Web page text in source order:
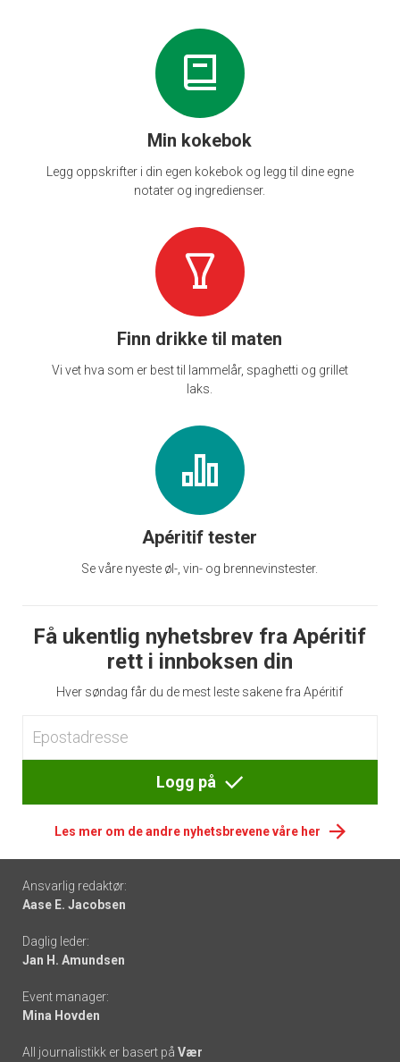
Min kokebok
Legg oppskrifter i din egen kokebok og legg til dine egne
notater og ingredienser.
Finn drikke til maten
Vi vet hva som er best til lammelår, spaghetti og grillet
laks.
Apéritif tester
Se våre nyeste øl-, vin- og brennevinstester.
Få ukentlig nyhetsbrev fra Apéritif
rett i innboksen din
Hver søndag får du de mest leste sakene fra Apéritif
Logg på
Les mer om de andre nyhetsbrevene våre her
Footer
-
links
Ansvarlig redaktør:
Aase E. Jacobsen
Daglig leder:
Jan H. Amundsen
Event manager:
Mina Hovden
All journalistikk er basert på Vær